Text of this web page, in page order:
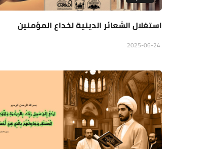
استغلال الشعائر الدينية لخداع المؤمنين